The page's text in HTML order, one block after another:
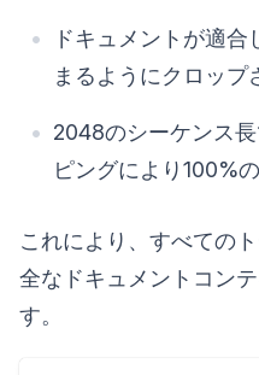
ドキュメントが適合
まるようにクロップ
2048のシーケンス
ピングにより100%
これにより、すべての
全なドキュメントコン
す。